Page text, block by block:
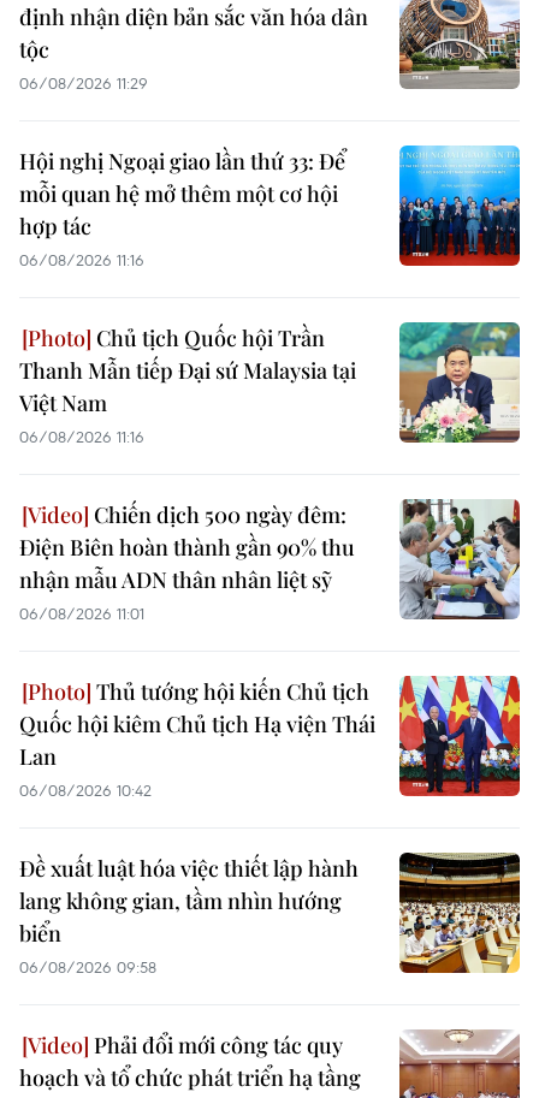
định nhận diện bản sắc văn hóa dân
tộc
06/08/2026 11:29
Hội nghị Ngoại giao lần thứ 33: Để
mỗi quan hệ mở thêm một cơ hội
hợp tác
06/08/2026 11:16
Chủ tịch Quốc hội Trần
Thanh Mẫn tiếp Đại sứ Malaysia tại
Việt Nam
06/08/2026 11:16
Chiến dịch 500 ngày đêm:
Điện Biên hoàn thành gần 90% thu
nhận mẫu ADN thân nhân liệt sỹ
06/08/2026 11:01
Thủ tướng hội kiến Chủ tịch
Quốc hội kiêm Chủ tịch Hạ viện Thái
Lan
06/08/2026 10:42
Đề xuất luật hóa việc thiết lập hành
lang không gian, tầm nhìn hướng
biển
06/08/2026 09:58
Phải đổi mới công tác quy
hoạch và tổ chức phát triển hạ tầng